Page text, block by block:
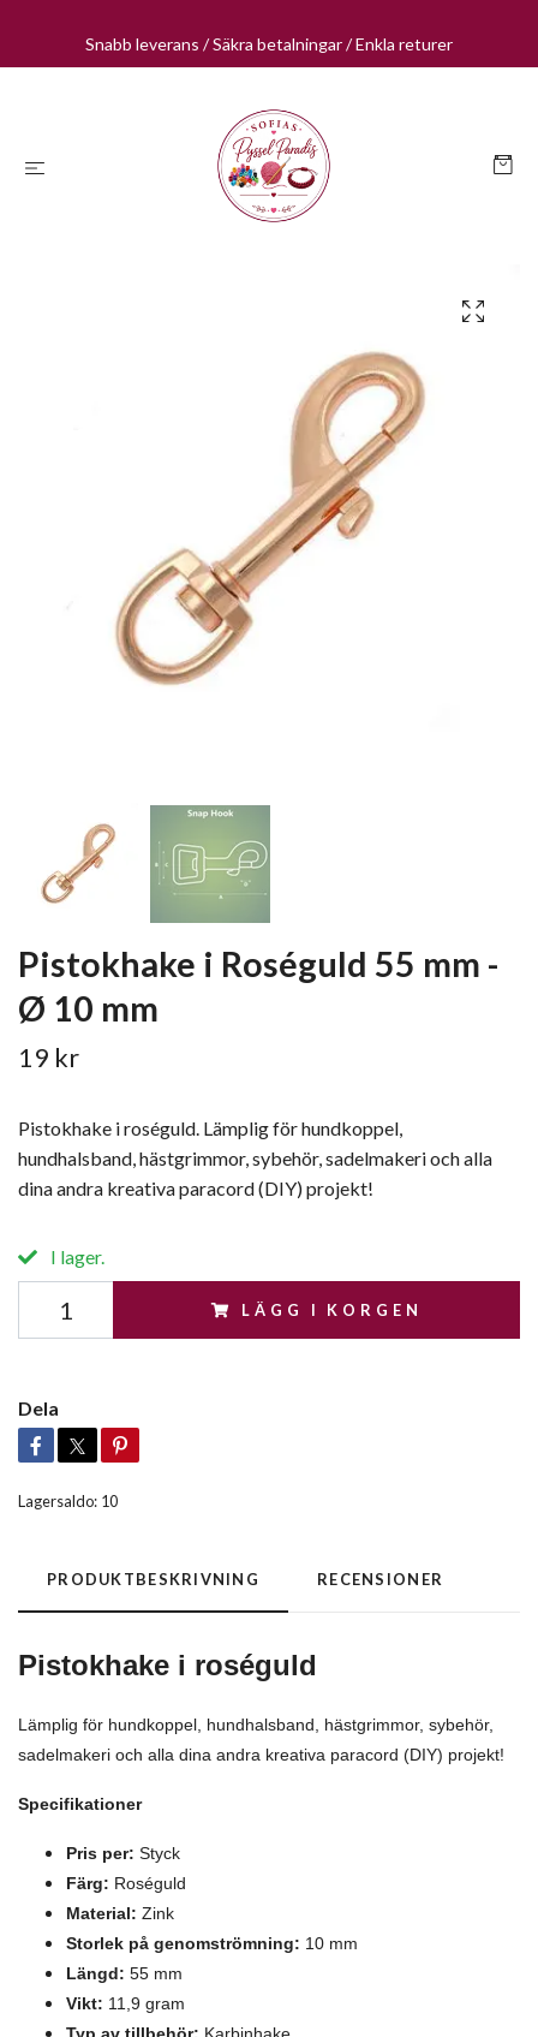
Snabb leverans / Säkra betalningar / Enkla returer
Pistokhake i Roséguld 55 mm -
Ø 10 mm
19 kr
Pistokhake i roséguld. Lämplig för hundkoppel,
hundhalsband, hästgrimmor, sybehör, sadelmakeri och alla
dina andra kreativa paracord (DIY) projekt!
I lager.
LÄGG I KORGEN
Dela
Lagersaldo: 10
PRODUKTBESKRIVNING RECENSIONER
Pistokhake i roséguld
Lämplig för hundkoppel, hundhalsband, hästgrimmor, sybehör,
sadelmakeri och alla dina andra kreativa paracord (DIY) projekt!
Specifikationer
Pris per: Styck
Färg: Roséguld
Material: Zink
Storlek på genomströmning: 10 mm
Längd: 55 mm
Vikt: 11,9 gram